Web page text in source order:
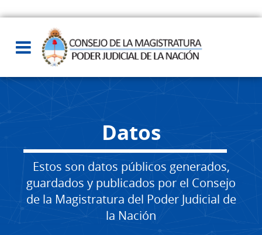
Datos
Estos son datos públicos generados,
guardados y publicados por el Consejo
de la Magistratura del Poder Judicial de
la Nación